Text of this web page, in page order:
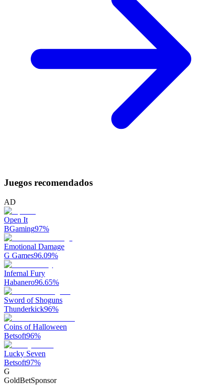
Juegos recomendados
AD
Open It
BGaming97%
Emotional Damage
G Games96.09%
Infernal Fury
Habanero96.65%
Sword of Shoguns
Thunderkick96%
Coins of Halloween
Betsoft96%
Lucky Seven
Betsoft97%
G
GoldBetSponsor